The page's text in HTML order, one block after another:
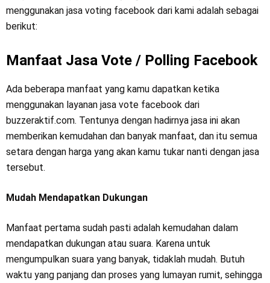
menggunakan jasa voting facebook dari kami adalah sebagai
berikut:
Manfaat Jasa Vote / Polling Facebook
Ada beberapa manfaat yang kamu dapatkan ketika
menggunakan layanan jasa vote facebook dari
buzzeraktif.com. Tentunya dengan hadirnya jasa ini akan
memberikan kemudahan dan banyak manfaat, dan itu semua
setara dengan harga yang akan kamu tukar nanti dengan jasa
tersebut.
Mudah Mendapatkan Dukungan
Manfaat pertama sudah pasti adalah kemudahan dalam
mendapatkan dukungan atau suara. Karena untuk
mengumpulkan suara yang banyak, tidaklah mudah. Butuh
waktu yang panjang dan proses yang lumayan rumit, sehingga